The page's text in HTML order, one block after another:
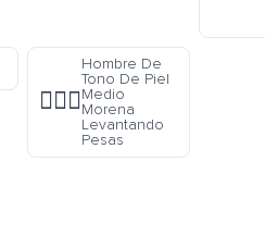
🏋🏾‍♂️
Hombre De
Tono De Piel
Medio
Morena
Levantando
Pesas